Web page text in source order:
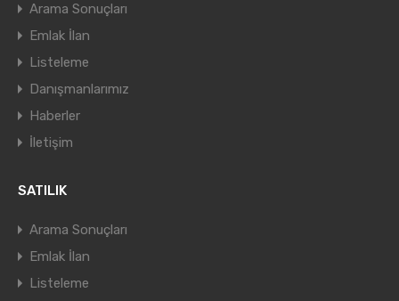
Arama Sonuçları
Emlak İlan
Listeleme
Danışmanlarımız
Haberler
İletişim
SATILIK
Arama Sonuçları
Emlak İlan
Listeleme